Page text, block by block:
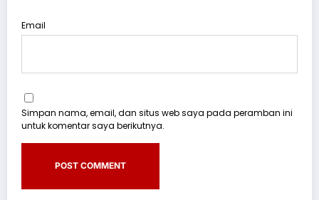
Email
Simpan nama, email, dan situs web saya pada peramban ini
untuk komentar saya berikutnya.